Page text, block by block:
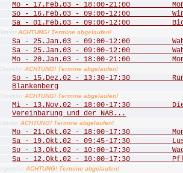
Mo - 17.Feb.03 - 18:00-21:00
So - 16.Feb.03 - 09:00-12:00
Sa - 01.Feb.03 - 09:00-12:00
Januar ACHTUNG! Termine abgelaufen!
Sa - 25.Jan.03 - 09:00-12:00
Sa - 25.Jan.03 - 09:00-12:00
Mo - 20.Jan.03 - 18:00-21:00
Dezember ACHTUNG! Termine abgelaufen!
So - 15.Dez.02 - 13:30-17:30 Rund
Blankenberg
November ACHTUNG! Termine abgelaufen!
Mi - 13.Nov.02 - 18:00-17:30 Die
Vereinbarung und der NAB...
Oktober ACHTUNG! Termine abgelaufen!
Mo - 21.Okt.02 - 18:00-17:30
Sa - 19.Okt.02 - 09:45-17:30 Lust
So - 13.Okt.02 - 10:00-17:30
Sa - 12.Okt.02 - 10:00-17:30
September ACHTUNG! Termine abgelaufen!